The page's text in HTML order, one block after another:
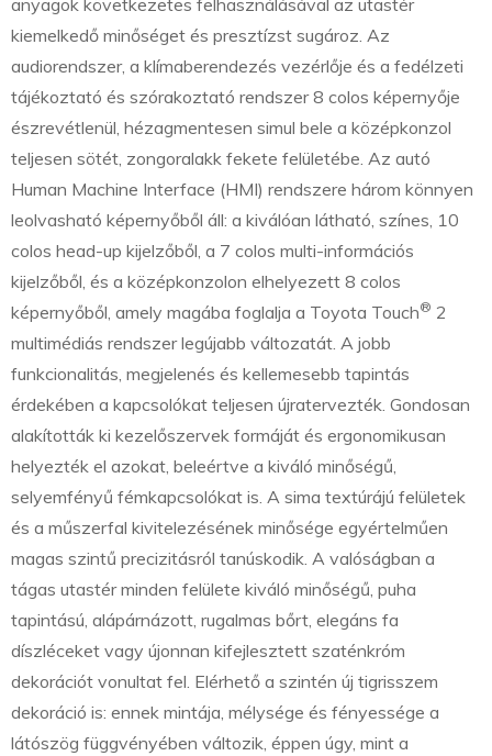
anyagok következetes felhasználásával az utastér
kiemelkedő minőséget és presztízst sugároz. Az
audiorendszer, a klímaberendezés vezérlője és a fedélzeti
tájékoztató és szórakoztató rendszer 8 colos képernyője
észrevétlenül, hézagmentesen simul bele a középkonzol
teljesen sötét, zongoralakk fekete felületébe. Az autó
Human Machine Interface (HMI) rendszere három könnyen
leolvasható képernyőből áll: a kiválóan látható, színes, 10
colos head-up kijelzőből, a 7 colos multi-információs
kijelzőből, és a középkonzolon elhelyezett 8 colos
képernyőből, amely magába foglalja a Toyota Touch® 2
multimédiás rendszer legújabb változatát. A jobb
funkcionalitás, megjelenés és kellemesebb tapintás
érdekében a kapcsolókat teljesen újratervezték. Gondosan
alakították ki kezelőszervek formáját és ergonomikusan
helyezték el azokat, beleértve a kiváló minőségű,
selyemfényű fémkapcsolókat is. A sima textúrájú felületek
és a műszerfal kivitelezésének minősége egyértelműen
magas szintű precizitásról tanúskodik. A valóságban a
tágas utastér minden felülete kiváló minőségű, puha
tapintású, alápárnázott, rugalmas bőrt, elegáns fa
díszléceket vagy újonnan kifejlesztett szaténkróm
dekorációt vonultat fel. Elérhető a szintén új tigrisszem
dekoráció is: ennek mintája, mélysége és fényessége a
látószög függvényében változik, éppen úgy, mint a